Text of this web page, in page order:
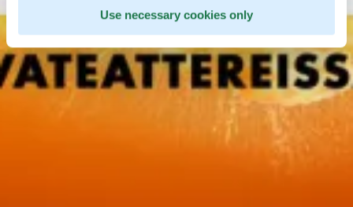
Use necessary cookies only